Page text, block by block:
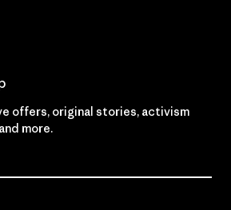
offers, original stories, activism
more.